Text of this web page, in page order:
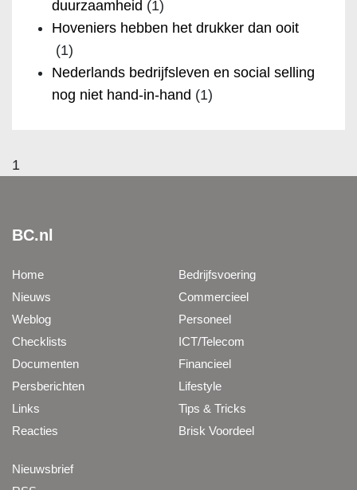
duurzaamheid (1)
Hoveniers hebben het drukker dan ooit
(1)
Nederlands bedrijfsleven en social selling
nog niet hand-in-hand (1)
1
BC.nl
Home
Nieuws
Weblog
Checklists
Documenten
Persberichten
Links
Reacties
Bedrijfsvoering
Commercieel
Personeel
ICT/Telecom
Financieel
Lifestyle
Tips & Tricks
Brisk Voordeel
Nieuwsbrief